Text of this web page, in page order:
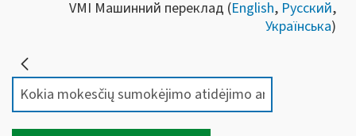
VMI Машинний переклад (English, Русский,
Українська)